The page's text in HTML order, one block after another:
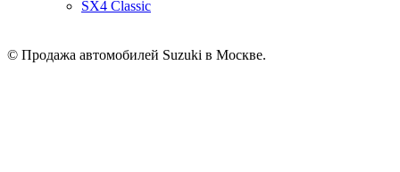
SX4 Classic
© Продажа автомобилей Suzuki в Москве.